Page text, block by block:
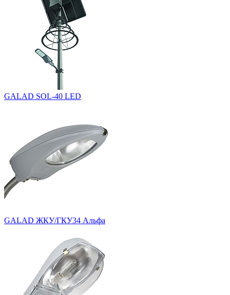
GALAD SOL-40 LED
GALAD ЖКУ/ГКУ34 Альфа